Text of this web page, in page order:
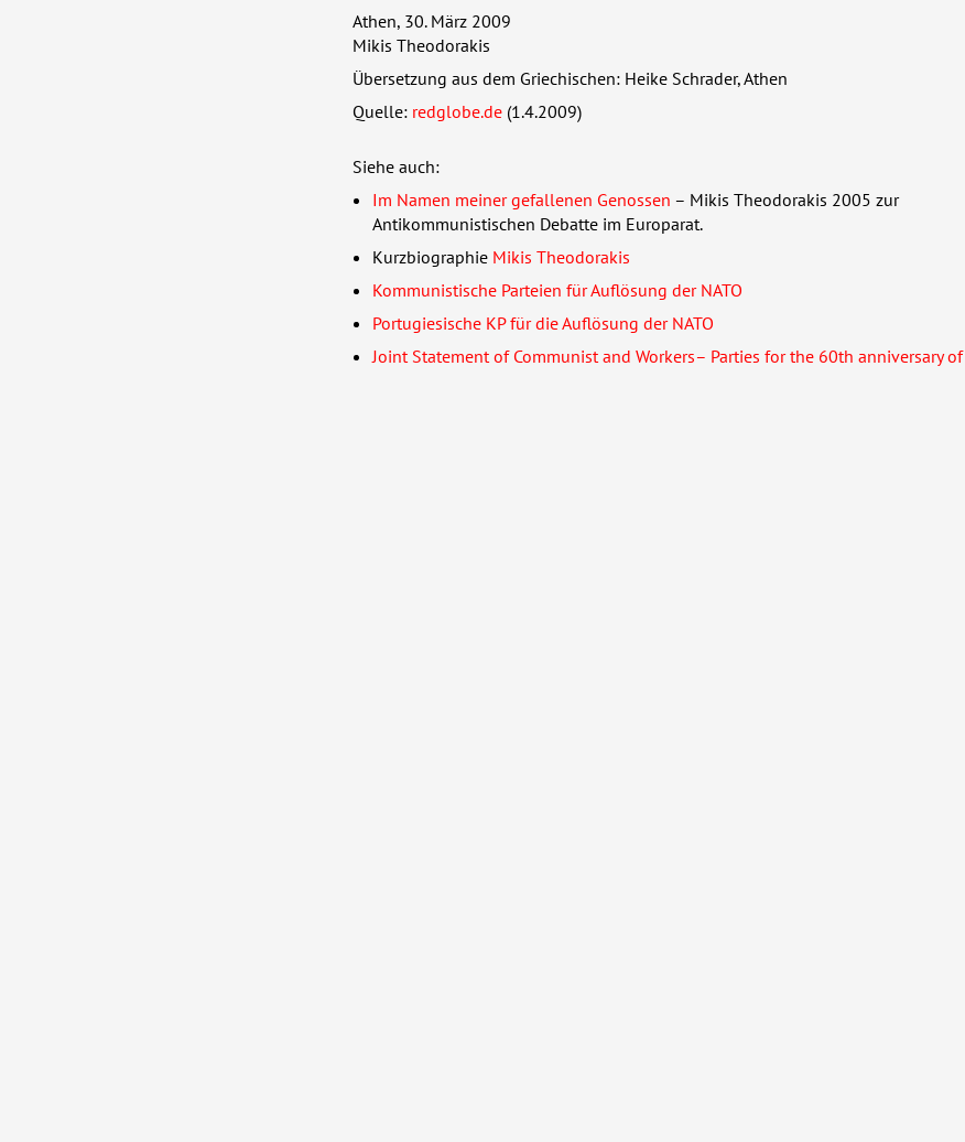
Athen, 30. März 2009
Mikis Theodorakis
Übersetzung aus dem Griechischen: Heike Schrader, Athen
Quelle: redglobe.de (1.4.2009)
Siehe auch:
Im Namen meiner gefallenen Genossen – Mikis Theodorakis 2005 zur
Antikommunistischen Debatte im Europarat.
Kurzbiographie Mikis Theodorakis
Kommunistische Parteien für Auflösung der NATO
Portugiesische KP für die Auflösung der NATO
Joint Statement of Communist and Workers– Parties for the 60th anniversary of